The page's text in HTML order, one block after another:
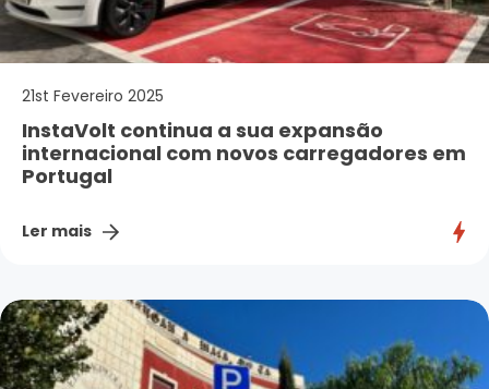
21st Fevereiro 2025
InstaVolt continua a sua expansão
internacional com novos carregadores em
Portugal
Ler mais